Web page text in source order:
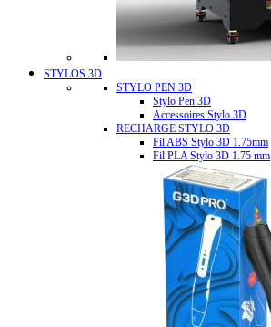
STYLOS 3D
STYLO PEN 3D
Stylo Pen 3D
Accessoires Stylo 3D
RECHARGE STYLO 3D
Fil ABS Stylo 3D 1.75mm
Fil PLA Stylo 3D 1.75 mm